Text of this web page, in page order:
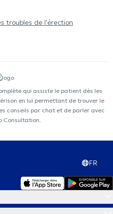
troubles de l'érection
qui assiste le patient dès les
en lui permettant de trouver le
conseils par chat et de parler avec
Consultation.
FR